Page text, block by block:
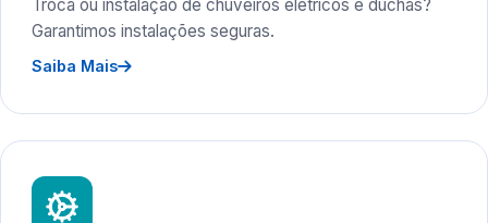
Troca ou instalação de chuveiros elétricos e duchas?
Garantimos instalações seguras.
Saiba Mais